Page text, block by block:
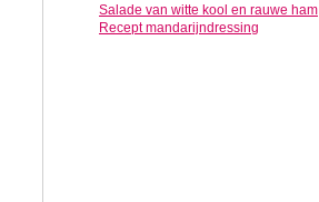
Salade van witte kool en rauwe ham
Recept mandarijndressing